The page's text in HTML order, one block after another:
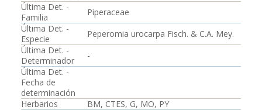
Última Det. -
Familia
Piperaceae
Última Det. -
Especie
Peperomia urocarpa Fisch. & C.A. Mey.
Última Det. -
Determinador
-
Última Det. -
Fecha de
determinación
Herbarios
BM, CTES, G, MO, PY